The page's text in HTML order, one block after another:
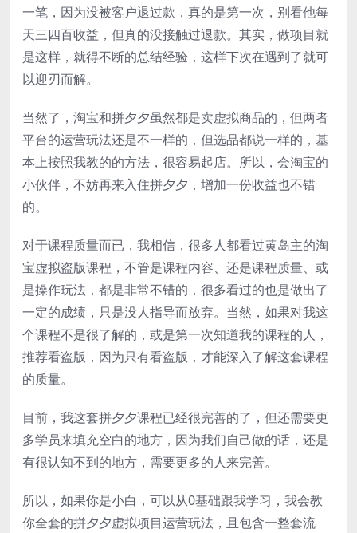
一笔，因为没被客户退过款，真的是第一次，别看他每
天三四百收益，但真的没接触过退款。其实，做项目就
是这样，就得不断的总结经验，这样下次在遇到了就可
以迎刃而解。
当然了，淘宝和拼夕夕虽然都是卖虚拟商品的，但两者
平台的运营玩法还是不一样的，但选品都说一样的，基
本上按照我教的的方法，很容易起店。所以，会淘宝的
小伙伴，不妨再来入住拼夕夕，增加一份收益也不错
的。
对于课程质量而已，我相信，很多人都看过黄岛主的淘
宝虚拟盗版课程，不管是课程内容、还是课程质量、或
是操作玩法，都是非常不错的，很多看过的也是做出了
一定的成绩，只是没人指导而放弃。当然，如果对我这
个课程不是很了解的，或是第一次知道我的课程的人，
推荐看盗版，因为只有看盗版，才能深入了解这套课程
的质量。
目前，我这套拼夕夕课程已经很完善的了，但还需要更
多学员来填充空白的地方，因为我们自己做的话，还是
有很认知不到的地方，需要更多的人来完善。
所以，如果你是小白，可以从0基础跟我学习，我会教
你全套的拼夕夕虚拟项目运营玩法，且包含一整套流